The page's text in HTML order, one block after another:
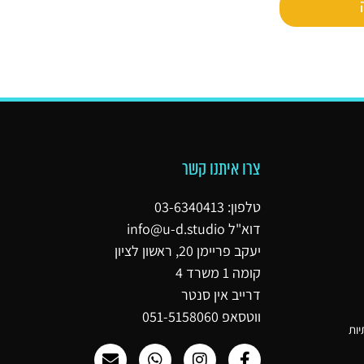
צרו איתנו קשר
טלפון: 03-6340413
דוא"ל info@u-d.studio
יעקב פריימן 20, ראשון לציון
קומה 1 משרד 4
דרייב אין סנטר
ווטסאפ 051-5158060